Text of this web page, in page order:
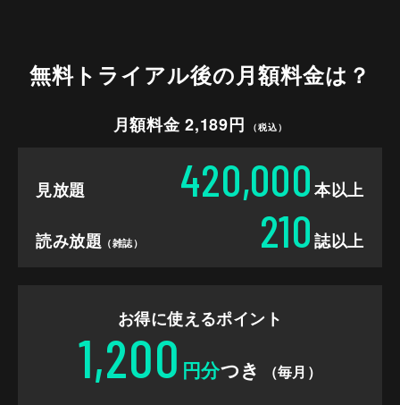
無料トライアル後の月額料金は？
月額料金 2,189円 （税込）
見放題 420,000 本以上
読み放題 （雑誌） 210 誌以上
お得に使えるポイント
1,200 円分つき （毎月）